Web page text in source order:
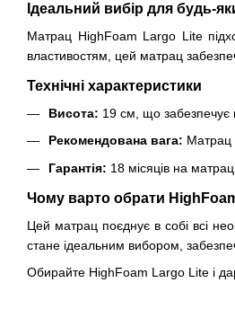
Ідеальний вибір для будь-
Матрац HighFoam Largo Lite
властивостям, цей матрац
Технічні характеристики
Висота: 19 см, що забезпечує
Рекомендована вага: Матрац
Гарантія: 18 місяців на
Чому варто обрати
Цей матрац поєднує в собі всі
стане ідеальним вибором,
Обирайте HighFoam Largo Lite і